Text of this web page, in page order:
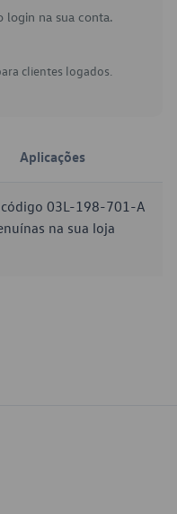
login na sua conta.
clientes logados.
Aplicações
03L-198-701-A
na sua loja